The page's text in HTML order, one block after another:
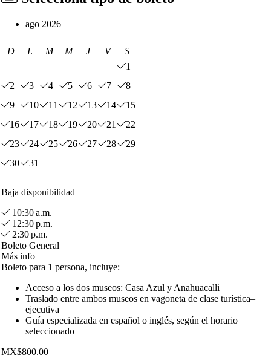
ago 2026
D L M M J V
S
1
2
3 4 5 6 7
8
9
10 11 12 13 14
15
16
17 18 19 20 21
22
23
24 25 26 27 28
29
30
31
Baja disponibilidad
10:30 a.m.
12:30 p.m.
2:30 p.m.
Boleto General
Más info
Boleto para 1 persona, incluye:
Acceso a los dos museos: Casa Azul y Anahuacalli
Traslado entre ambos museos en vagoneta de clase turística–
ejecutiva
Guía especializada en español o inglés, según el horario
seleccionado
MX$800.00